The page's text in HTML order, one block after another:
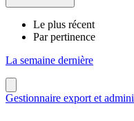
Le plus récent
Par pertinence
La semaine dernière
Gestionnaire export et